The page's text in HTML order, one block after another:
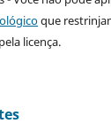
que
licença.